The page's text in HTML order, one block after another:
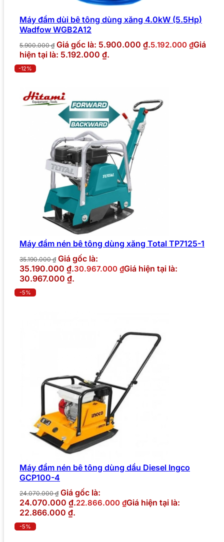
Máy đầm dùi bê tông dùng xăng 4.0kW (5.5Hp)
Wadfow WGB2A12
5.900.000₫ Giá gốc là: 5.900.000 ₫.5.192.000 ₫Giá
hiện tại là: 5.192.000 ₫.
-12%
Máy đầm nén bê tông dùng xăng Total TP7125-1
35.190.000₫ Giá gốc là:
35.190.000 ₫.30.967.000 ₫Giá hiện tại là:
30.967.000 ₫.
-5%
Máy đầm nén bê tông dùng dầu Diesel Ingco
GCP100-4
24.070.000₫ Giá gốc là:
24.070.000 ₫.22.866.000 ₫Giá hiện tại là:
22.866.000 ₫.
-5%